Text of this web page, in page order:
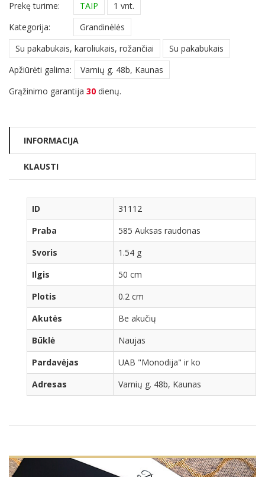
Prekę turime: TAIP
1 vnt.
Kategorija:
Grandinėlės
Su pakabukais, karoliukais, rožančiai
Su pakabukais
Apžiūrėti galima:
Varnių g. 48b, Kaunas
Grąžinimo garantija 30 dienų.
INFORMACIJA
KLAUSTI
ID
31112
Praba
585 Auksas raudonas
Svoris
1.54 g
Ilgis
50 cm
Plotis
0.2 cm
Akutės
Be akučių
Būklė
Naujas
Pardavėjas
UAB "Monodija" ir ko
Adresas
Varnių g. 48b, Kaunas